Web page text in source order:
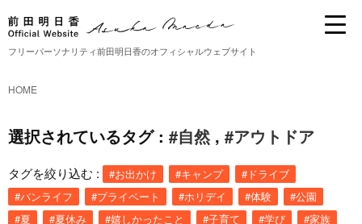
フリーパーソナリティ前田明日香のオフィシャルウェブサイト
HOME
選択されているタグ : #自然, #アウトドア
タグを絞り込む : #お出かけ #キャンプ
#ドライブ
#バンライフ
#プライベート #ホリデイ #体験
#公園
#夏
#夏休み #嬉しかったこと #子育て #学び
#家族